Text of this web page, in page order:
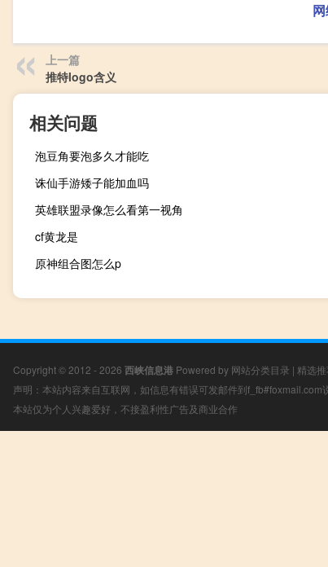
上一篇
推特logo含义
相关问题
泡豆角要泡多久才能吃
诛仙手游矮子能加血吗
英雄联盟录像怎么看第一视角
cf黄龙是
原神组合图怎么p
Copyright © 2012 - 2026 西峡信息港 Powered by 网站分类目录 | 精选
声明：本站内容来自互联网，如信息有错误可发邮件到f_fb#foxmail.com
本站仅为个人兴趣爱好，不接盈利性广告及商业合作